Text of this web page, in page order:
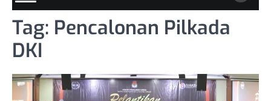
Tag: Pencalonan Pilkada
DKI